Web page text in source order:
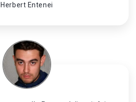
Herbert Entenei